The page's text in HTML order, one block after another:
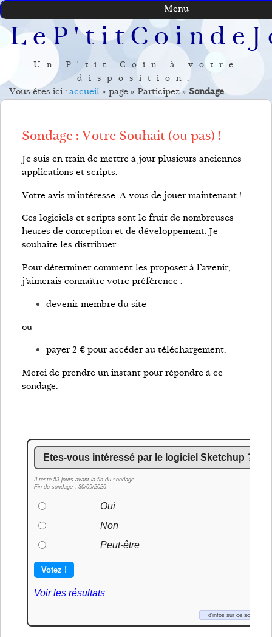
Un P'tit Coin à votre
disposition.
Menu
Vous êtes ici :accueil » page » Participez» Sondage
Sondage : Votre Souhait (ou pas) !
Je suis en train de mettre à jour plusieurs anciennes
applications et scripts.
Votre avis m'intéresse. A vous de jouer maintenant !
Ces logiciels et scripts sont le fruit de nombreuses
heures de conception et de développement. Je
souhaite les distribuer.
Pour déterminer comment les proposer à l’avenir,
j’aimerais connaître votre préférence :
devenir membre du site
ou
payer 2 € pour accéder au téléchargement.
Merci de prendre un instant pour répondre à ce
sondage.